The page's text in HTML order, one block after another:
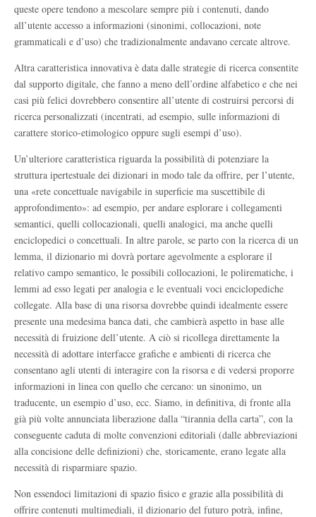
queste opere tendono a mescolare sempre più i contenuti, dando
all’utente accesso a informazioni (sinonimi, collocazioni, note
grammaticali e d’uso) che tradizionalmente andavano cercate altrove.
Altra caratteristica innovativa è data dalle strategie di ricerca consentite
dal supporto digitale, che fanno a meno dell’ordine alfabetico e che nei
casi più felici dovrebbero consentire all’utente di costruirsi percorsi di
ricerca personalizzati (incentrati, ad esempio, sulle informazioni di
carattere storico-etimologico oppure sugli esempi d’uso).
Un’ulteriore caratteristica riguarda la possibilità di potenziare la
struttura ipertestuale dei dizionari in modo tale da offrire, per l’utente,
una «rete concettuale navigabile in superficie ma suscettibile di
approfondimento»: ad esempio, per andare esplorare i collegamenti
semantici, quelli collocazionali, quelli analogici, ma anche quelli
enciclopedici o concettuali. In altre parole, se parto con la ricerca di un
lemma, il dizionario mi dovrà portare agevolmente a esplorare il
relativo campo semantico, le possibili collocazioni, le polirematiche, i
lemmi ad esso legati per analogia e le eventuali voci enciclopediche
collegate. Alla base di una risorsa dovrebbe quindi idealmente essere
presente una medesima banca dati, che cambierà aspetto in base alle
necessità di fruizione dell’utente. A ciò si ricollega direttamente la
necessità di adottare interfacce grafiche e ambienti di ricerca che
consentano agli utenti di interagire con la risorsa e di vedersi proporre
informazioni in linea con quello che cercano: un sinonimo, un
traducente, un esempio d’uso, ecc. Siamo, in definitiva, di fronte alla
già più volte annunciata liberazione dalla “tirannia della carta”, con la
conseguente caduta di molte convenzioni editoriali (dalle abbreviazioni
alla concisione delle definizioni) che, storicamente, erano legate alla
necessità di risparmiare spazio.
Non essendoci limitazioni di spazio fisico e grazie alla possibilità di
offrire contenuti multimediali, il dizionario del futuro potrà, infine,